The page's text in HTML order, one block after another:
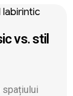
vs. stil
spațiului